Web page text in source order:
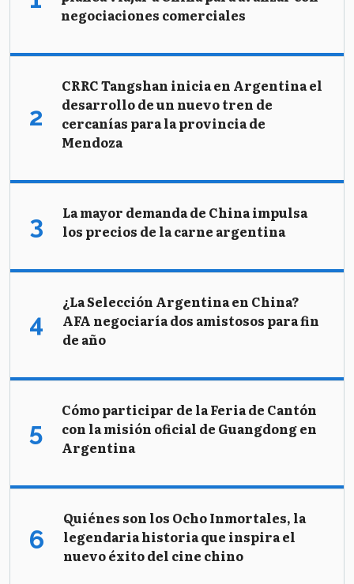
negociaciones comerciales
CRRC Tangshan inicia en Argentina el
desarrollo de un nuevo tren de
cercanías para la provincia de
Mendoza
La mayor demanda de China impulsa
los precios de la carne argentina
¿La Selección Argentina en China?
AFA negociaría dos amistosos para fin
de año
Cómo participar de la Feria de Cantón
con la misión oficial de Guangdong en
Argentina
Quiénes son los Ocho Inmortales, la
legendaria historia que inspira el
nuevo éxito del cine chino